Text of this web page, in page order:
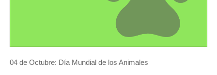
04 de Octubre: Día Mundial de los Animales